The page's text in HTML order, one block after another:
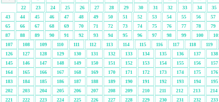
22
23 24 25 26 27 28 29 30 31 32 33 34
35
43
44 45 46 47 48 49 50 51 52 53 54 55 56
57
65
66 67 68 69 70 71 72 73 74 75 76 77 78
79
87
88 89 90 91 92 93 94 95 96 97 98 99 100
107
108 109 110 111 112 113 114 115 116 117 118
119
126
127 128 129 130 131 132 133 134 135 136 137
138
145
146 147 148 149 150 151 152 153 154 155 156
157
164
165 166 167 168 169 170 171 172 173 174 175
176
183
184 185 186 187 188 189 190 191 192 193 194
195
202
203 204 205 206 207 208 209 210 211 212 213
214
221
222 223 224 225 226 227 228 229 230 231 232
233